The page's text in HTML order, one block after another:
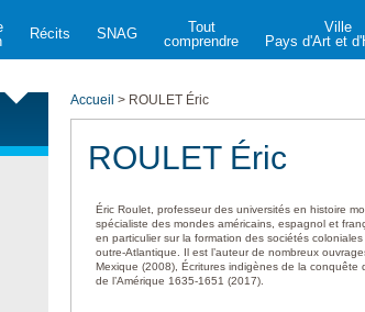
Récits SNAG
Tout
comprendre
Ville
Pays d'Art et
Accueil > ROULET Éric
ROULET Éric
Éric Roulet, professeur des universités en histoire
spécialiste des mondes américains, espagnol et
en particulier sur la formation des sociétés
outre-Atlantique. Il est l’auteur de nombreux
Mexique (2008), Écritures indigènes de la
de l’Amérique 1635-1651 (2017).